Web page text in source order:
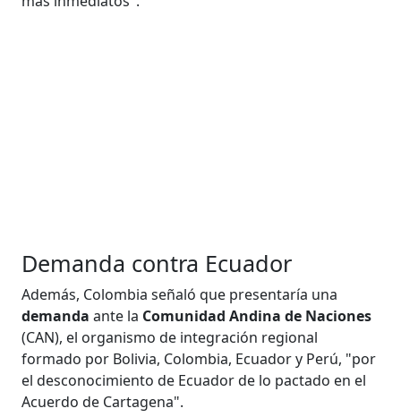
Demanda contra Ecuador
Además, Colombia señaló que presentaría una
demanda ante la Comunidad Andina de Naciones
(CAN), el organismo de integración regional
formado por Bolivia, Colombia, Ecuador y Perú, "por
el desconocimiento de Ecuador de lo pactado en el
Acuerdo de Cartagena".